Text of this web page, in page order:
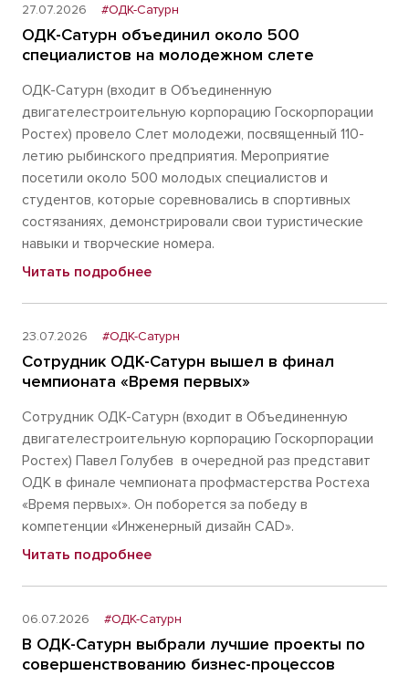
27.07.2026 #ОДК-Сатурн
ОДК-Сатурн объединил около 500
специалистов на молодежном слете
ОДК-Сатурн (входит в Объединенную
двигателестроительную корпорацию Госкорпорации
Ростех) провело Слет молодежи, посвященный 110-
летию рыбинского предприятия. Мероприятие
посетили около 500 молодых специалистов и
студентов, которые соревновались в спортивных
состязаниях, демонстрировали свои туристические
навыки и творческие номера.
Читать подробнее
23.07.2026 #ОДК-Сатурн
Сотрудник ОДК-Сатурн вышел в финал
чемпионата «Время первых»
Сотрудник ОДК-Сатурн (входит в Объединенную
двигателестроительную корпорацию Госкорпорации
Ростех) Павел Голубев в очередной раз представит
ОДК в финале чемпионата профмастерства Ростеха
«Время первых». Он поборется за победу в
компетенции «Инженерный дизайн CAD».
Читать подробнее
06.07.2026 #ОДК-Сатурн
В ОДК-Сатурн выбрали лучшие проекты по
совершенствованию бизнес-процессов